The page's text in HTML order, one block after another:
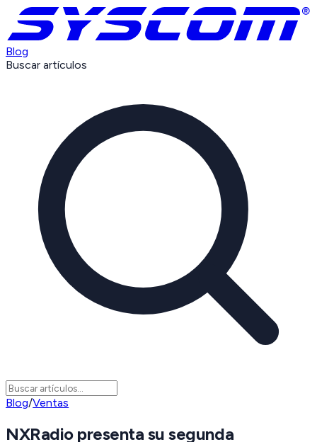
Blog
Buscar artículos
Blog/Ventas
NXRadio presenta su segunda